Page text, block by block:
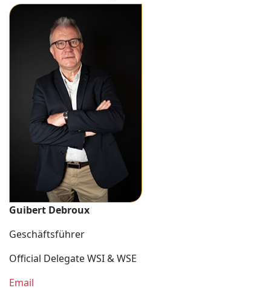
Guibert Debroux
Geschäftsführer
Official Delegate WSI & WSE
Email